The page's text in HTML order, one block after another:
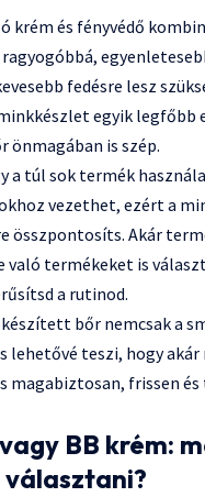
krém és fényvédő
fedésre lesz
egyik legfőbb
önmagában is szép.
a túl sok termék
vezethet, ezért a
összpontosíts. Akár
való termékeket is
a rutinod.
bőr nemcsak a
lehetővé teszi, hogy akár
magabiztosan, frissen
BB krém: